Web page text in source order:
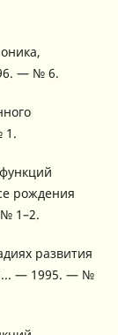
— № 6.
1.
рождения
1–2.
развития
— 1995. — №